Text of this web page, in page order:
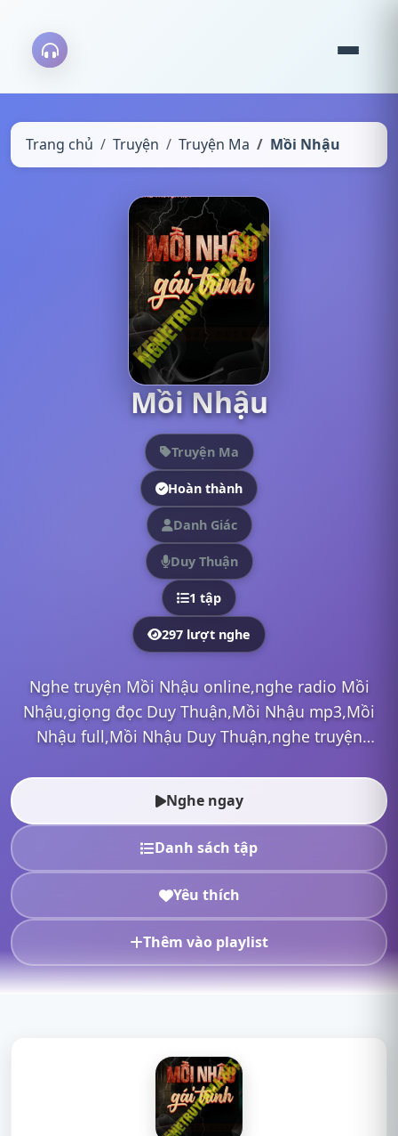
Trang chủ Truyện Truyện Ma Mồi Nhậu
Mồi Nhậu
Truyện Ma
Hoàn thành
Danh Giác
Duy Thuận
1 tập
297 lượt nghe
Nghe truyện Mồi Nhậu online,nghe radio Mồi
Nhậu,giọng đọc Duy Thuận,Mồi Nhậu mp3,Mồi
Nhậu full,Mồi Nhậu Duy Thuận,nghe truyện
Nghe ngay
Danh sách tập
Yêu thích
Thêm vào playlist